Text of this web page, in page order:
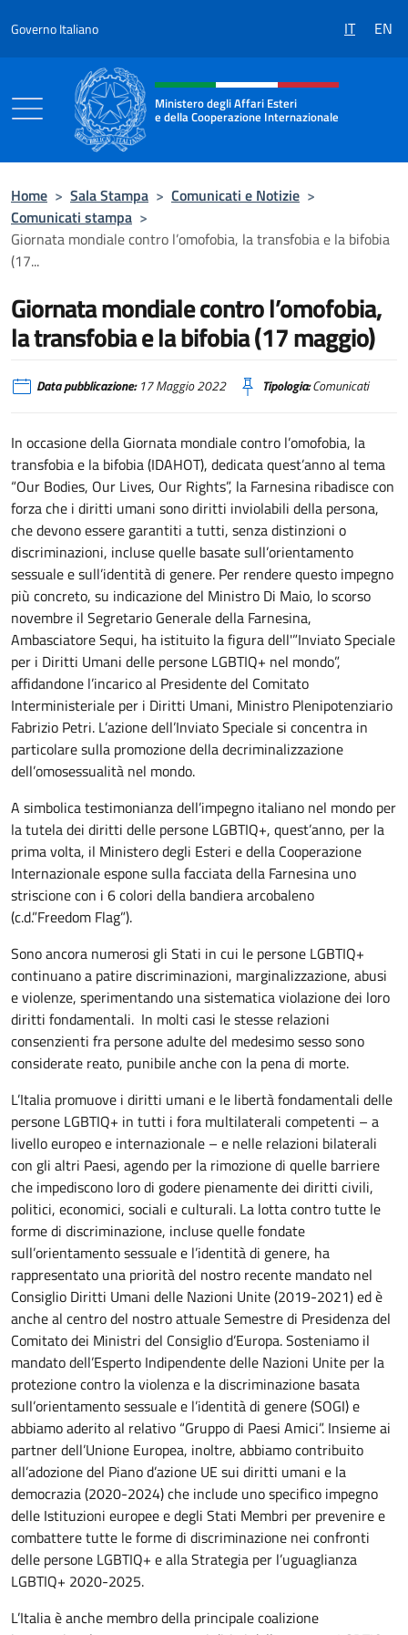
Governo Italiano IT EN
Intestazione sito, social e menù
Ministero degli Affari Esteri
e della Cooperazione Internazionale
Home > Sala Stampa > Comunicati e Notizie >
Comunicati stampa >
Giornata mondiale contro l’omofobia, la transfobia e la bifobia
(17...
Giornata mondiale contro l’omofobia,
la transfobia e la bifobia (17 maggio)
Data pubblicazione:17 Maggio 2022 Tipologia:Comunicati
In occasione della Giornata mondiale contro l’omofobia, la
transfobia e la bifobia (IDAHOT), dedicata quest’anno al tema
“Our Bodies, Our Lives, Our Rights”, la Farnesina ribadisce con
forza che i diritti umani sono diritti inviolabili della persona,
che devono essere garantiti a tutti, senza distinzioni o
discriminazioni, incluse quelle basate sull’orientamento
sessuale e sull’identità di genere. Per rendere questo impegno
più concreto, su indicazione del Ministro Di Maio, lo scorso
novembre il Segretario Generale della Farnesina,
Ambasciatore Sequi, ha istituito la figura dell'”Inviato Speciale
per i Diritti Umani delle persone LGBTIQ+ nel mondo”,
affidandone l’incarico al Presidente del Comitato
Interministeriale per i Diritti Umani, Ministro Plenipotenziario
Fabrizio Petri. L’azione dell’Inviato Speciale si concentra in
particolare sulla promozione della decriminalizzazione
dell’omosessualità nel mondo.
A simbolica testimonianza dell’impegno italiano nel mondo per
la tutela dei diritti delle persone LGBTIQ+, quest’anno, per la
prima volta, il Ministero degli Esteri e della Cooperazione
Internazionale espone sulla facciata della Farnesina uno
striscione con i 6 colori della bandiera arcobaleno
(c.d.”Freedom Flag”).
Sono ancora numerosi gli Stati in cui le persone LGBTIQ+
continuano a patire discriminazioni, marginalizzazione, abusi
e violenze, sperimentando una sistematica violazione dei loro
diritti fondamentali. In molti casi le stesse relazioni
consenzienti fra persone adulte del medesimo sesso sono
considerate reato, punibile anche con la pena di morte.
L’Italia promuove i diritti umani e le libertà fondamentali delle
persone LGBTIQ+ in tutti i fora multilaterali competenti – a
livello europeo e internazionale – e nelle relazioni bilaterali
con gli altri Paesi, agendo per la rimozione di quelle barriere
che impediscono loro di godere pienamente dei diritti civili,
politici, economici, sociali e culturali. La lotta contro tutte le
forme di discriminazione, incluse quelle fondate
sull’orientamento sessuale e l’identità di genere, ha
rappresentato una priorità del nostro recente mandato nel
Consiglio Diritti Umani delle Nazioni Unite (2019-2021) ed è
anche al centro del nostro attuale Semestre di Presidenza del
Comitato dei Ministri del Consiglio d’Europa. Sosteniamo il
mandato dell’Esperto Indipendente delle Nazioni Unite per la
protezione contro la violenza e la discriminazione basata
sull’orientamento sessuale e l’identità di genere (SOGI) e
abbiamo aderito al relativo “Gruppo di Paesi Amici”. Insieme ai
partner dell’Unione Europea, inoltre, abbiamo contribuito
all’adozione del Piano d’azione UE sui diritti umani e la
democrazia (2020-2024) che include uno specifico impegno
delle Istituzioni europee e degli Stati Membri per prevenire e
combattere tutte le forme di discriminazione nei confronti
delle persone LGBTIQ+ e alla Strategia per l’uguaglianza
LGBTIQ+ 2020-2025.
L’Italia è anche membro della principale coalizione